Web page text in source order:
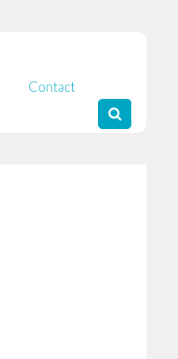
Contact